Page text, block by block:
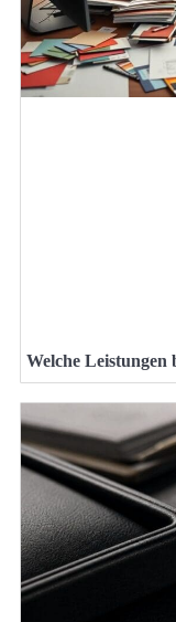
Welche Leistungen